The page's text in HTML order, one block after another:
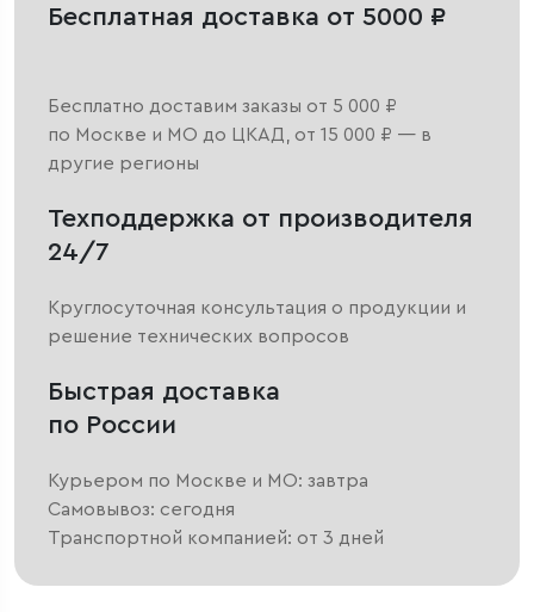
Бесплатная доставка от 5000 ₽
Бесплатно доставим заказы от 5 000 ₽
по Москве и МО до ЦКАД, от 15 000 ₽ — в
другие регионы
Техподдержка от производителя
24/7
Круглосуточная консультация о продукции и
решение технических вопросов
Быстрая доставка
по России
Курьером по Москве и МО: завтра
Самовывоз: сегодня
Транспортной компанией: от 3 дней